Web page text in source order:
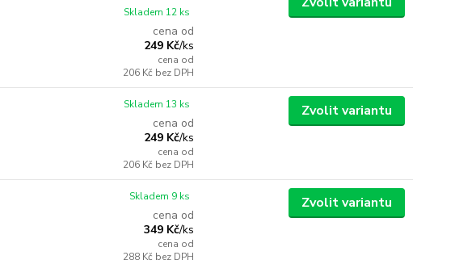
cena od
249 Kč/ks
cena od
206 Kč bez DPH
Skladem 12 ks
cena od
249 Kč/ks
cena od
206 Kč bez DPH
Skladem 13 ks Zvolit variantu
cena od
349 Kč/ks
cena od
288 Kč bez DPH
Skladem 9 ks Zvolit variantu